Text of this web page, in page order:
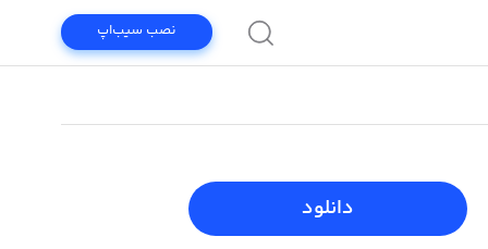
نصب سیب‌اپ
دانلود